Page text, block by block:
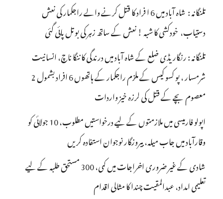
تلنگانہ : شاہ آباد میں 6 ا فراد کا قتل کرنے والے راجکمار کی نعش
دستیاب، خودکشی کا شبہ ! نعش کے ساتھ زہر کی بوتل پائی گئی
تلنگانہ : رنگاریڈی ضلع کے شاہ آباد میں درندگی کا ننگا ناچ، انسانیت
شرمسار ، پو کسو کیس کے ملزم راجکمار کے ہاتھوں 6 افراد بشمول 2
معصوم بچے کے قتل کی لرزہ خیز واردات
اپولو فارمیسی میں ملازمتوں کے لیے درخواستیں مطلوب، 10 جولائی کو
وقارآباد میں جاب میلہ، بیروزگار نوجوان استفادہ کریں
شادی کے غیر ضروری اخراجات میں کمی، 300 مستحق طلبہ کے لیے
تعلیمی امداد، عبدالمقیت چندا کا مثالی اقدام